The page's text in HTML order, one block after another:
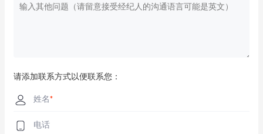
请添加联系方式以便联系您：
姓名*
电话